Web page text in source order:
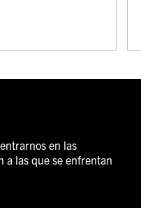
en las
a las que se enfrentan